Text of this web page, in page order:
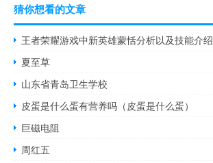
猜你想看的文章
王者荣耀游戏中新英雄蒙恬分析以及技能介绍
夏至草
山东省青岛卫生学校
皮蛋是什么蛋有营养吗（皮蛋是什么蛋）
巨磁电阻
周红五